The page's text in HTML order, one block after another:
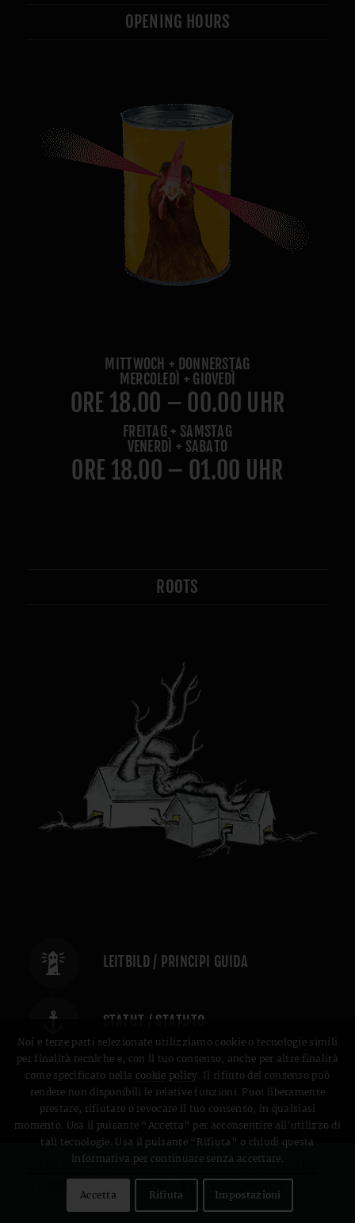
OPENING HOURS
MITTWOCH + DONNERSTAG
MERCOLEDÌ + GIOVEDÌ
ORE 18.00 – 00.00 UHR
FREITAG + SAMSTAG
VENERDÌ + SABATO
ORE 18.00 – 01.00 UHR
ROOTS
LEITBILD / PRINCIPI GUIDA
STATUT / STATUTO
2025 © VFG OST WEST CLUB EST OVEST APS
PRIVACY-TRANSPARENCY
Noi e terze parti selezionate utilizziamo cookie o tecnologie simili
per finalità tecniche e, con il tuo consenso, anche per altre finalità
come specificato nella cookie policy. Il rifiuto del consenso può
rendere non disponibili le relative funzioni. Puoi liberamente
prestare, rifiutare o revocare il tuo consenso, in qualsiasi
momento. Usa il pulsante “Accetta” per acconsentire all'utilizzo di
tali tecnologie. Usa il pulsante “Rifiuta” o chiudi questa
informativa per continuare senza accettare.
Accetta Rifiuta Impostazioni